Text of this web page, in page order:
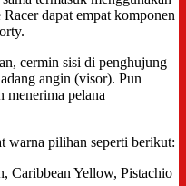
dapat empat komponen
cermin sisi di penghujung
angin (visor). Pun
menerima pelana
warna pilihan seperti berikut:
Caribbean Yellow, Pistachio